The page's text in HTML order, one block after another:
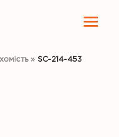
» SC-214-453